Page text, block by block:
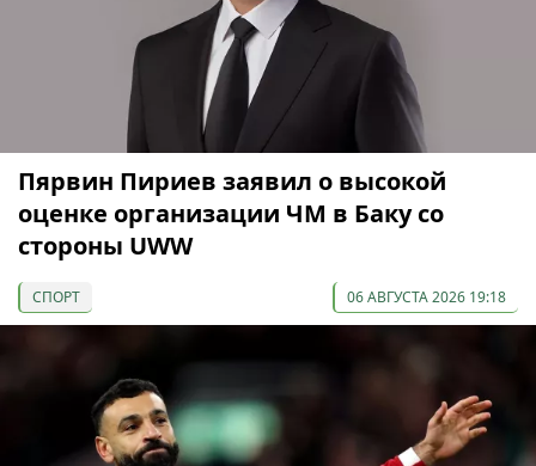
Пярвин Пириев заявил о высокой
оценке организации ЧМ в Баку со
стороны UWW
СПОРТ 06 АВГУСТА 2026 19:18